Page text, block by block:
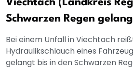
Viechtach (Landkreis
Schwarzen Regen
Bei einem Unfall in Viechtach
Hydraulikschlauch eines
gelangt bis in den Schwarzen